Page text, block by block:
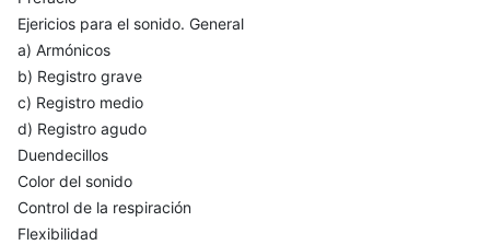
Ejericios para el sonido. General
a) Armónicos
b) Registro grave
c) Registro medio
d) Registro agudo
Duendecillos
Color del sonido
Control de la respiración
Flexibilidad